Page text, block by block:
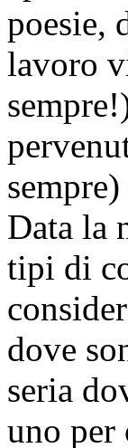
poesie,
lavoro
Data la
tipi di
dove
seria
uno